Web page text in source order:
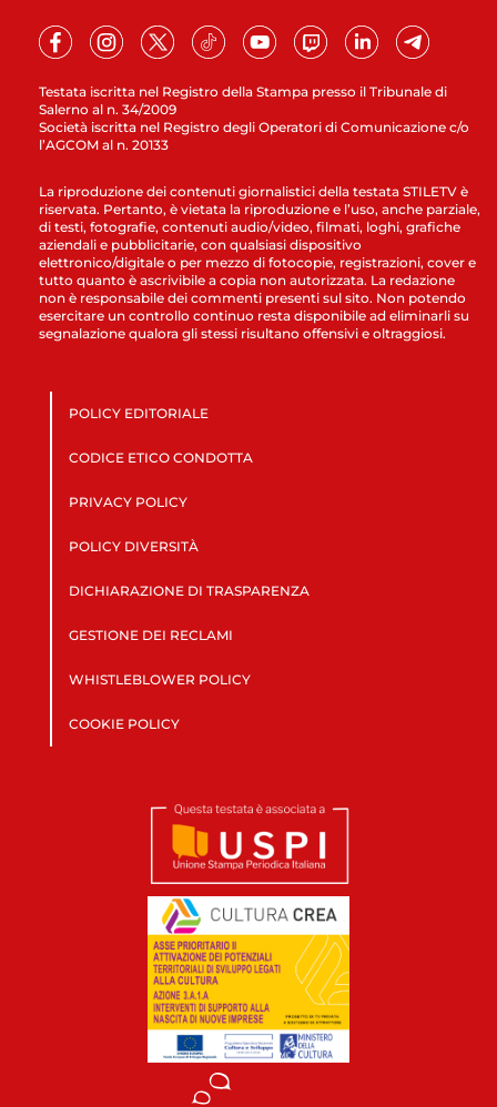
Testata iscritta nel Registro della Stampa presso il Tribunale di
Salerno al n. 34/2009
Società iscritta nel Registro degli Operatori di Comunicazione c/o
l’AGCOM al n. 20133
La riproduzione dei contenuti giornalistici della testata STILETV è
riservata. Pertanto, è vietata la riproduzione e l’uso, anche parziale,
di testi, fotografie, contenuti audio/video, filmati, loghi, grafiche
aziendali e pubblicitarie, con qualsiasi dispositivo
elettronico/digitale o per mezzo di fotocopie, registrazioni, cover e
tutto quanto è ascrivibile a copia non autorizzata. La redazione
non è responsabile dei commenti presenti sul sito. Non potendo
esercitare un controllo continuo resta disponibile ad eliminarli su
segnalazione qualora gli stessi risultano offensivi e oltraggiosi.
POLICY EDITORIALE
CODICE ETICO CONDOTTA
PRIVACY POLICY
POLICY DIVERSITÀ
DICHIARAZIONE DI TRASPARENZA
GESTIONE DEI RECLAMI
WHISTLEBLOWER POLICY
COOKIE POLICY